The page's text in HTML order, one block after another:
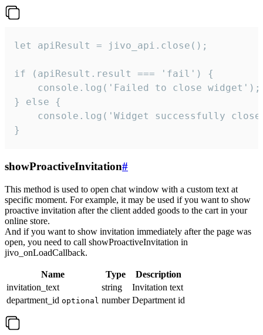
let apiResult = jivo_api.close();
if (apiResult.result === 'fail') {
    console.log('Failed to close widget');
} else {
console.log('Widget successfully
}
showProactiveInvitation#
This method is used to open chat window with a custom text at
specific moment. For example, it may be used if you want to show
proactive invitation after the client added goods to the cart in your
online store.
And if you want to show invitation immediately after the page was
open, you need to call showProactiveInvitation in
jivo_onLoadCallback.
Name Type
Description
invitation_text
string
Invitation text
department_id optional number Department id